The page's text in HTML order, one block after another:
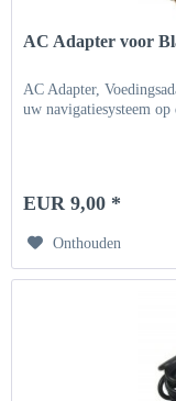
AC Adapter voor
AC Adapter,
uw navigatiesysteem
EUR 9,00 *
Onthouden